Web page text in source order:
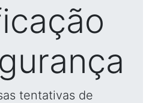
tentativas de